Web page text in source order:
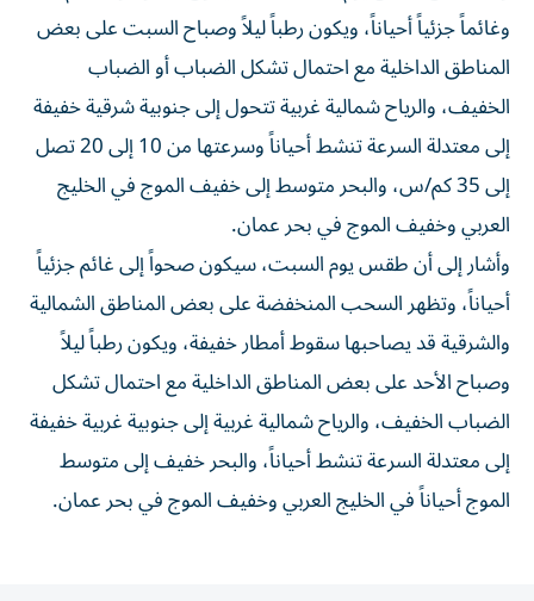
وغائماً جزئياً أحياناً، ويكون رطباً ليلاً وصباح السبت على بعض
المناطق الداخلية مع احتمال تشكل الضباب أو الضباب
الخفيف، والرياح شمالية غربية تتحول إلى جنوبية شرقية خفيفة
إلى معتدلة السرعة تنشط أحياناً وسرعتها من 10 إلى 20 تصل
إلى 35 كم/س، والبحر متوسط إلى خفيف الموج في الخليج
العربي وخفيف الموج في بحر عمان.
وأشار إلى أن طقس يوم السبت، سيكون صحواً إلى غائم جزئياً
أحياناً، وتظهر السحب المنخفضة على بعض المناطق الشمالية
والشرقية قد يصاحبها سقوط أمطار خفيفة، ويكون رطباً ليلاً
وصباح الأحد على بعض المناطق الداخلية مع احتمال تشكل
الضباب الخفيف، والرياح شمالية غربية إلى جنوبية غربية خفيفة
إلى معتدلة السرعة تنشط أحياناً، والبحر خفيف إلى متوسط
الموج أحياناً في الخليج العربي وخفيف الموج في بحر عمان.